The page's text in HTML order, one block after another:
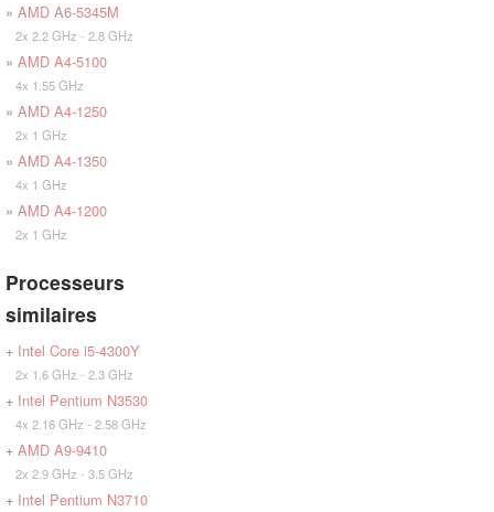
» AMD A6-5345M
2x 2.2 GHz - 2.8 GHz
» AMD A4-5100
4x 1.55 GHz
» AMD A4-1250
2x 1 GHz
» AMD A4-1350
4x 1 GHz
» AMD A4-1200
2x 1 GHz
Processeurs
similaires
+ Intel Core i5-4300Y
2x 1.6 GHz - 2.3 GHz
+ Intel Pentium N3530
4x 2.16 GHz - 2.58 GHz
+ AMD A9-9410
2x 2.9 GHz - 3.5 GHz
+ Intel Pentium N3710